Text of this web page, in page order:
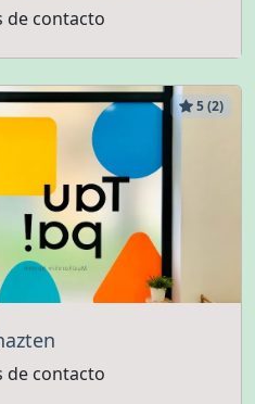
de contacto
5 (2)
de contacto